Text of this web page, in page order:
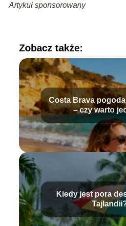
Artykuł sponsorowany
Zobacz także:
Costa Brava
– czy warto
Kiedy jest pora